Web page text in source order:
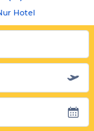
Hotel